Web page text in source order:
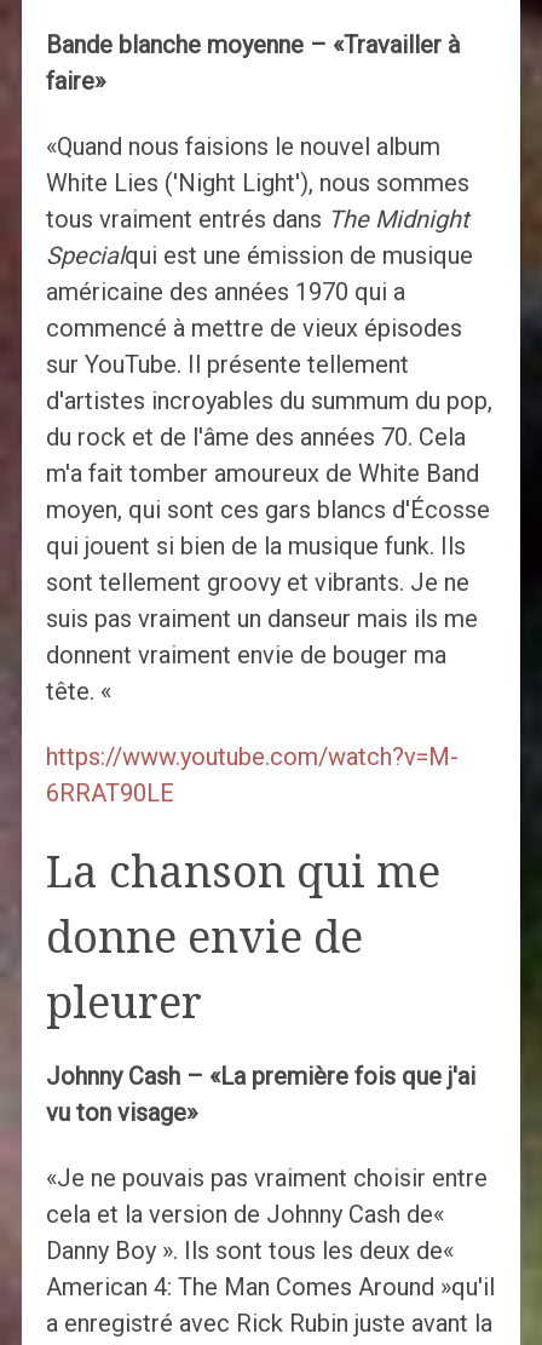
Bande blanche moyenne – «Travailler à
faire»
«Quand nous faisions le nouvel album
White Lies ('Night Light'), nous sommes
tous vraiment entrés dans The Midnight
Specialqui est une émission de musique
américaine des années 1970 qui a
commencé à mettre de vieux épisodes
sur YouTube. Il présente tellement
d'artistes incroyables du summum du pop,
du rock et de l'âme des années 70. Cela
m'a fait tomber amoureux de White Band
moyen, qui sont ces gars blancs d'Écosse
qui jouent si bien de la musique funk. Ils
sont tellement groovy et vibrants. Je ne
suis pas vraiment un danseur mais ils me
donnent vraiment envie de bouger ma
tête. «
https://www.youtube.com/watch?v=M-
6RRAT90LE
La chanson qui me
donne envie de
pleurer
Johnny Cash – «La première fois que j'ai
vu ton visage»
«Je ne pouvais pas vraiment choisir entre
cela et la version de Johnny Cash de«
Danny Boy ». Ils sont tous les deux de«
American 4: The Man Comes Around »qu'il
a enregistré avec Rick Rubin juste avant la